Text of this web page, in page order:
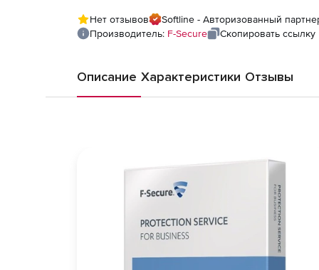
Advanced на 3 года.
Нет отзывов
Softline - Авторизованный
Производитель: F-Secure Скопировать ссылку
Описание Характеристики Отзывы